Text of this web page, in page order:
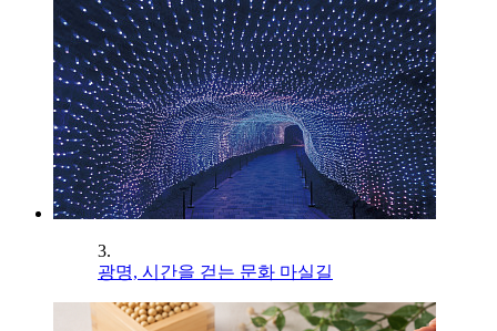
3.
광명, 시간을 걷는 문화 마실길